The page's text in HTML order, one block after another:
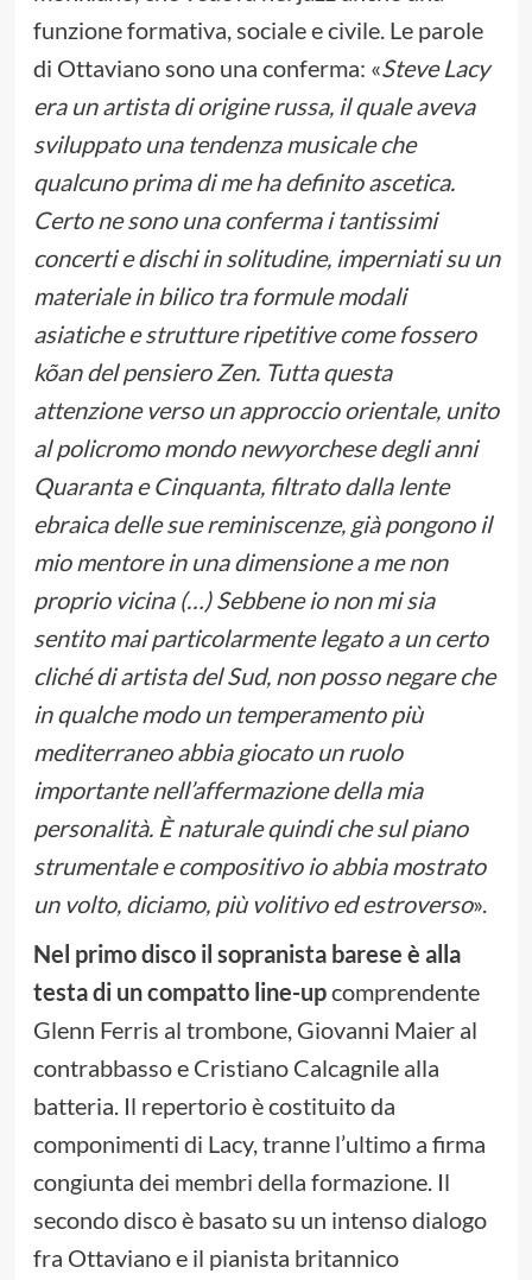
funzione formativa, sociale e civile. Le parole
di Ottaviano sono una conferma: «Steve Lacy
era un artista di origine russa, il quale aveva
sviluppato una tendenza musicale che
qualcuno prima di me ha definito ascetica.
Certo ne sono una conferma i tantissimi
concerti e dischi in solitudine, imperniati su un
materiale in bilico tra formule modali
asiatiche e strutture ripetitive come fossero
kõan del pensiero Zen. Tutta questa
attenzione verso un approccio orientale, unito
al policromo mondo newyorchese degli anni
Quaranta e Cinquanta, filtrato dalla lente
ebraica delle sue reminiscenze, già pongono il
mio mentore in una dimensione a me non
proprio vicina (…) Sebbene io non mi sia
sentito mai particolarmente legato a un certo
cliché di artista del Sud, non posso negare che
in qualche modo un temperamento più
mediterraneo abbia giocato un ruolo
importante nell’affermazione della mia
personalità. È naturale quindi che sul piano
strumentale e compositivo io abbia mostrato
un volto, diciamo, più volitivo ed estroverso».
Nel primo disco il sopranista barese è alla
testa di un compatto line-upcomprendente
Glenn Ferris al trombone, Giovanni Maier al
contrabbasso e Cristiano Calcagnile alla
batteria. Il repertorio è costituito da
componimenti di Lacy, tranne l’ultimo a firma
congiunta dei membri della formazione. Il
secondo disco è basato su un intenso dialogo
fra Ottaviano e il pianista britannico